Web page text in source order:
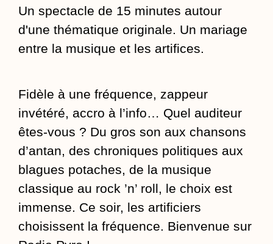
Un spectacle de 15 minutes autour
d'une thématique originale. Un mariage
entre la musique et les artifices.
Fidèle à une fréquence, zappeur
invétéré, accro à l’info… Quel auditeur
êtes-vous ? Du gros son aux chansons
d’antan, des chroniques politiques aux
blagues potaches, de la musique
classique au rock ’n’ roll, le choix est
immense. Ce soir, les artificiers
choisissent la fréquence. Bienvenue sur